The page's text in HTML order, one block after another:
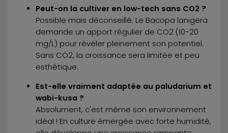
Peut-on la cultiver en low-tech sans CO2 ?
Possible mais déconseillé. Le Bacopa lanigera
demande un apport régulier de CO2 (10-20
mg/L) pour révéler pleinement son potentiel.
Sans CO2, la croissance sera limitée et peu
esthétique.
Est-elle vraiment adaptée au paludarium et
wabi-kusa ?
Absolument, c'est même son environnement
idéal ! En culture émergée avec forte humidité,